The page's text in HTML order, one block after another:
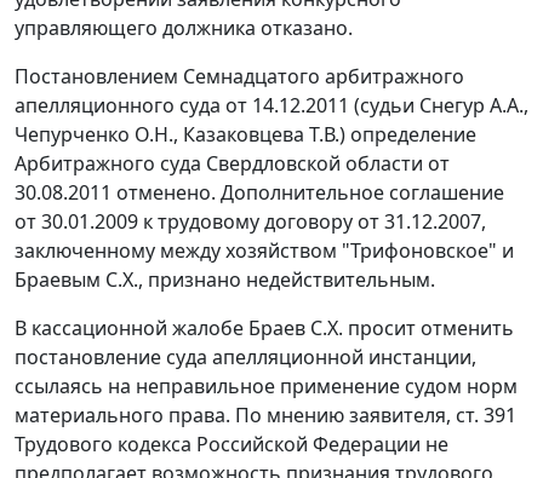
управляющего должника отказано.
Постановлением Семнадцатого арбитражного
апелляционного суда от 14.12.2011 (судьи Снегур А.А.,
Чепурченко О.Н., Казаковцева Т.В.) определение
Арбитражного суда Свердловской области от
30.08.2011 отменено. Дополнительное соглашение
от 30.01.2009 к трудовому договору от 31.12.2007,
заключенному между хозяйством "Трифоновское" и
Браевым С.Х., признано недействительным.
В кассационной жалобе Браев С.Х. просит отменить
постановление суда апелляционной инстанции,
ссылаясь на неправильное применение судом норм
материального права. По мнению заявителя, ст. 391
Трудового кодекса Российской Федерации не